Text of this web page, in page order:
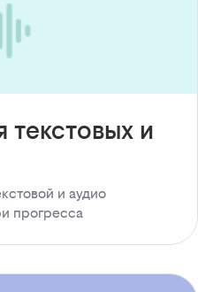
текстовых и
и аудио
прогресса